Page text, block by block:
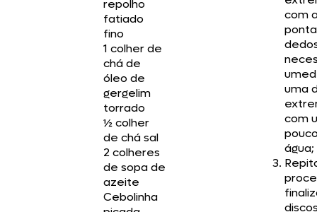
repolho
fatiado
fino
1 colher de
chá de
óleo de
gergelim
torrado
½ colher
de chá sal
2 colheres
de sopa de
azeite
Cebolinha
com
uma
com
água;